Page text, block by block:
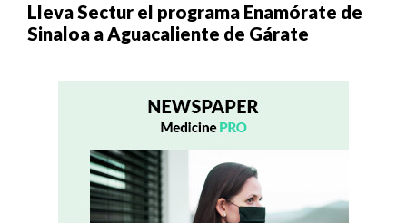
Lleva Sectur el programa Enamórate de
Sinaloa a Aguacaliente de Gárate